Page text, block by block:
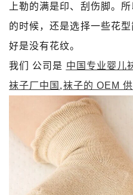
上勒的满是印、刮伤脚。
的时候，还是选择一些花
好是没有花纹。
我们 公司是 中国专业婴儿
袜子厂中国 ,袜子的 OEM